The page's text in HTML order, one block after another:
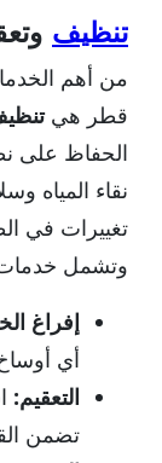
تنظيف
من أهم
قطر هي
الحفاظ على
نقاء المياه
تغييرات في
وتشمل خدمات
إفراغ
أي أوساخ
التعقيم:
تضمن